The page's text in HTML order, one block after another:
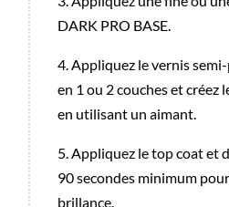
DARK PRO BASE.
4. Appliquez le vernis
en 1 ou 2 couches et créez
en utilisant un aimant.
5. Appliquez le top coat et
90 secondes minimum
brillance.